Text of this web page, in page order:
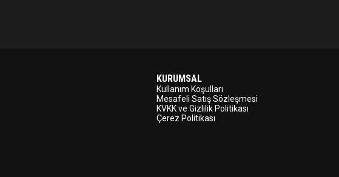
KURUMSAL
Kullanım Koşulları
Mesafeli Satış Sözleşmesi
KVKK ve Gizlilik Politikası
Çerez Politikası